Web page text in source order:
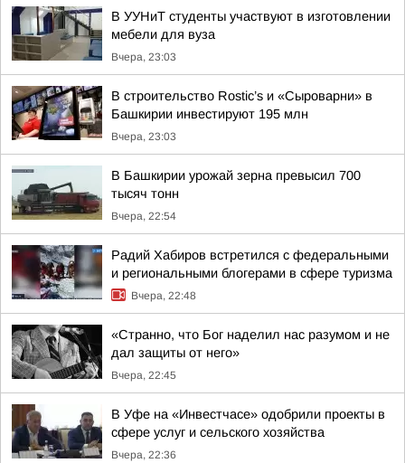
В УУНиТ студенты участвуют в изготовлении
мебели для вуза
Вчера, 23:03
В строительство Rostic’s и «Сыроварни» в
Башкирии инвестируют 195 млн
Вчера, 23:03
В Башкирии урожай зерна превысил 700
тысяч тонн
Вчера, 22:54
Радий Хабиров встретился с федеральными
и региональными блогерами в сфере туризма
Вчера, 22:48
«Странно, что Бог наделил нас разумом и не
дал защиты от него»
Вчера, 22:45
В Уфе на «Инвестчасе» одобрили проекты в
сфере услуг и сельского хозяйства
Вчера, 22:36